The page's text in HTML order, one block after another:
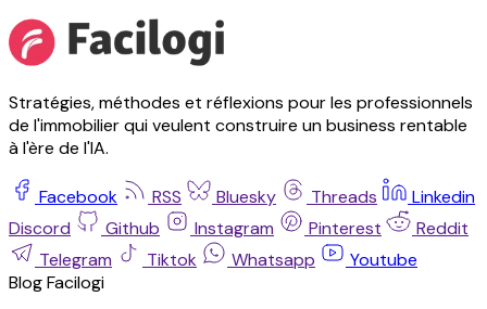
Stratégies, méthodes et réflexions pour les professionnels
de l'immobilier qui veulent construire un business rentable
à l'ère de l'IA.
Facebook RSS Bluesky Threads
Linkedin
Discord
Github Instagram Pinterest
Reddit
Telegram
Tiktok Whatsapp
Youtube
Blog Facilogi